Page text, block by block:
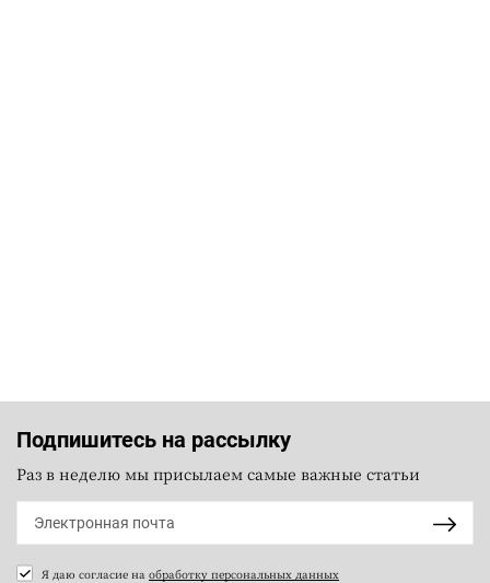
Подпишитесь на рассылку
Раз в неделю мы присылаем самые важные статьи
Я даю согласие на обработку персональных данных